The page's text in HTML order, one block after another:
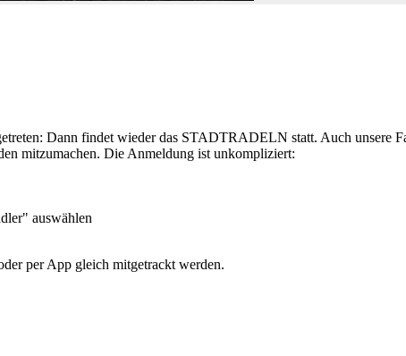
Dann findet wieder das STADTRADELN statt. Auch unsere
mitzumachen. Die Anmeldung ist unkompliziert:
auswählen
per App gleich mitgetrackt werden.